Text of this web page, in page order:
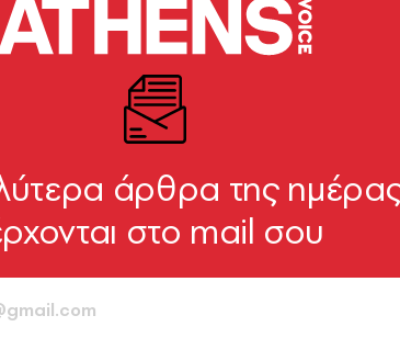
άρθρα της
στο mail σου